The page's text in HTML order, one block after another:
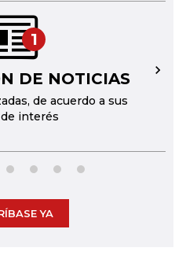
1
DE NOTICIAS
de acuerdo a sus
interés
→
YA